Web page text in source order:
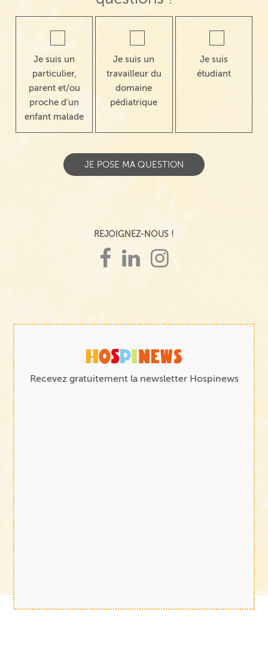
Je suis un
particulier,
parent et/ou
proche d'un
enfant malade
Je suis un
travailleur du
domaine
pédiatrique
Je suis
étudiant
REJOIGNEZ-NOUS !
Recevez gratuitement la newsletter Hospinews